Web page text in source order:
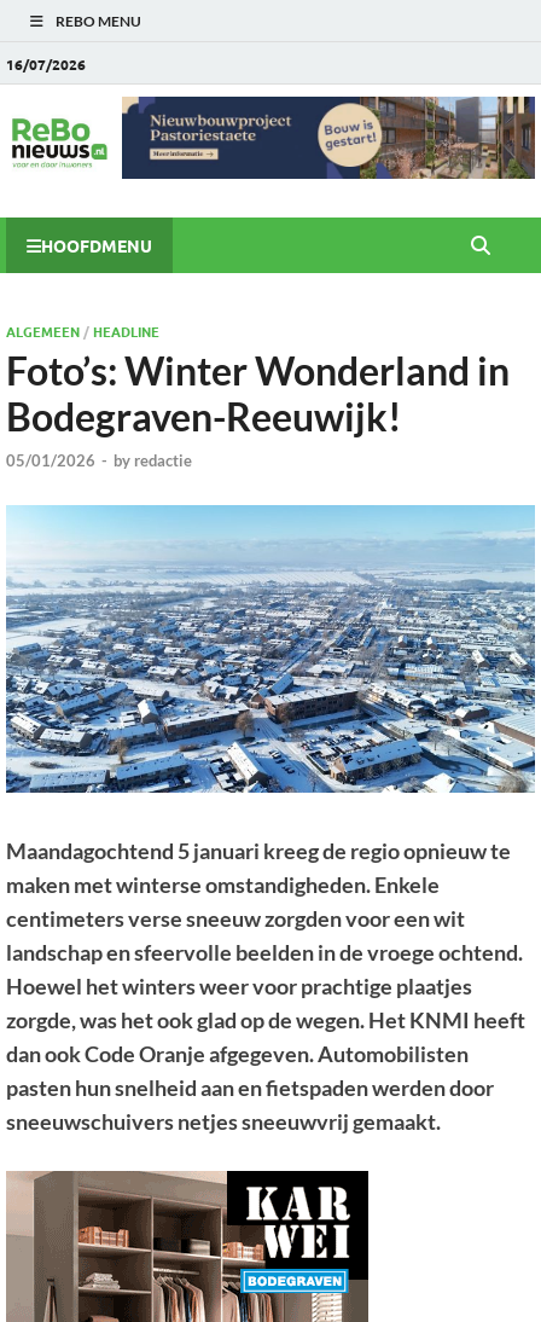
REBO MENU
16/07/2026
HOOFDMENU
ALGEMEEN/ HEADLINE
Foto’s: Winter Wonderland in
Bodegraven-Reeuwijk!
05/01/2026 - by redactie
Maandagochtend 5 januari kreeg de regio opnieuw te
maken met winterse omstandigheden. Enkele
centimeters verse sneeuw zorgden voor een wit
landschap en sfeervolle beelden in de vroege ochtend.
Hoewel het winters weer voor prachtige plaatjes
zorgde, was het ook glad op de wegen. Het KNMI heeft
dan ook Code Oranje afgegeven. Automobilisten
pasten hun snelheid aan en fietspaden werden door
sneeuwschuivers netjes sneeuwvrij gemaakt.